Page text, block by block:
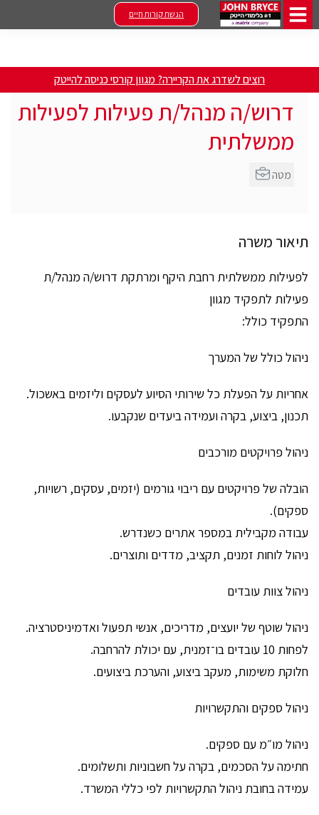
הגשת קורות חיים
רוצים לשדרג את הקריירה? מגוון קורסי כניסה להייטק
דרוש/ה מנהל/ת פעילות לפעילות
ממשלתית
תיאור משרה
לפעילות ממשלתית רחבת היקף ומרתקת דרוש/ה מנהל/ת
פעילות לתפקיד מגוון
התפקיד כולל:
ניהול כולל של המערך
אחריות על הפעלת כל שירותי הסיוע לעסקים וליזמים באשכול.
תכנון, ביצוע, בקרה ועמידה ביעדים שנקבעו.
ניהול פרויקטים מורכבים
הובלה של פרויקטים עם ריבוי גורמים (יזמים, עסקים, רשויות,
ספקים).
עבודה מקבילית במספר אתרים כשנדרש.
ניהול לוחות זמנים, תקציב, מדדים ותוצרים.
ניהול צוות עובדים
ניהול שוטף של יועצים, מדריכים, אנשי תפעול ואדמיניסטרציה.
לפחות 10 עובדים בו־זמנית, עם יכולת להרחבה.
חלוקת משימות, מעקב ביצוע, והערכת ביצועים.
ניהול ספקים והתקשרויות
ניהול מו״מ עם ספקים.
חתימה על הסכמים, בקרה על חשבוניות ותשלומים.
עמידה בחובת ניהול התקשרויות לפי כללי המשרד.